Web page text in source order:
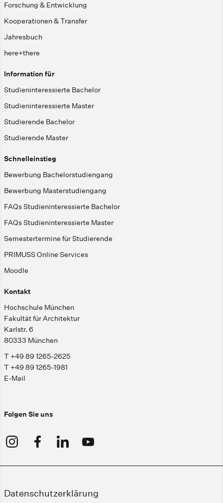
Forschung & Entwicklung
Kooperationen & Transfer
Jahresbuch
here+there
Information für
Studieninteressierte Bachelor
Studieninteressierte Master
Studierende Bachelor
Studierende Master
Schnelleinstieg
Bewerbung Bachelorstudiengang
Bewerbung Masterstudiengang
FAQs Studieninteressierte Bachelor
FAQs Studieninteressierte Master
Semestertermine für Studierende
PRIMUSS Online Services
Moodle
Kontakt
Hochschule München
Fakultät für Architektur
Karlstr. 6
80333 München
T +49 89 1265-2625
T +49 89 1265-1981
E-Mail
Folgen Sie uns
Datenschutzerklärung